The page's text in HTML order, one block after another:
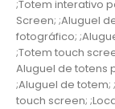
;Totem interativo
Screen; ;Aluguel
fotográfico;
;Totem touch
Aluguel de totens
;Aluguel de totem;
touch screen;